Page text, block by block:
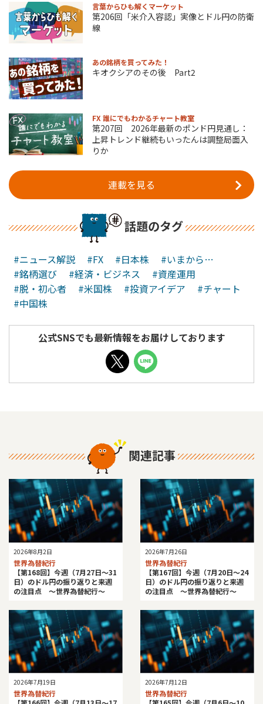
言葉からひも解くマーケット
第206回「米介入容認」実像とドル円の防衛
線
あの銘柄を買ってみた！
キオクシアのその後 Part2
FX 誰にでもわかるチャート教室
第207回 2026年最新のポンド円見通し：
上昇トレンド継続もいったんは調整局面入
りか
連載を見る
話題のタグ
#ニュース解説 #FX #日本株
#いまから…
#銘柄選び
#経済・ビジネス
#資産運用
#脱・初心者
#米国株 #投資アイデア
#チャート
#中国株
公式SNSでも最新情報をお届けしております
関連記事
2026年8月2日
世界為替紀行
【第168回】今週（7月27日～31
日）のドル円の振り返りと来週
の注目点 ～世界為替紀行～
2026年7月26日
世界為替紀行
【第167回】今週（7月20日～24
日）のドル円の振り返りと来週
の注目点 ～世界為替紀行～
2026年7月19日
世界為替紀行
2026年7月12日
世界為替紀行